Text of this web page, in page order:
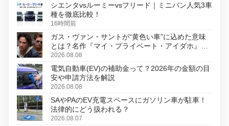
シエンタvsルーミーvsフリード｜ミニバン人気3車
種を徹底比較！
16時間前
ガス・ヴァン・サントが“黄色い車”に込めた意味
とは？名作『マイ・プライベート・アイダホ』が
初のデジタルリマスター版で復活
2026.08.08
電気自動車(EV)の補助金って？2026年の金額の目
安や申請方法を解説
2026.08.08
SAやPAのEV充電スペースにガソリン車が駐車！
法律的にどう扱われる？
2026.08.07